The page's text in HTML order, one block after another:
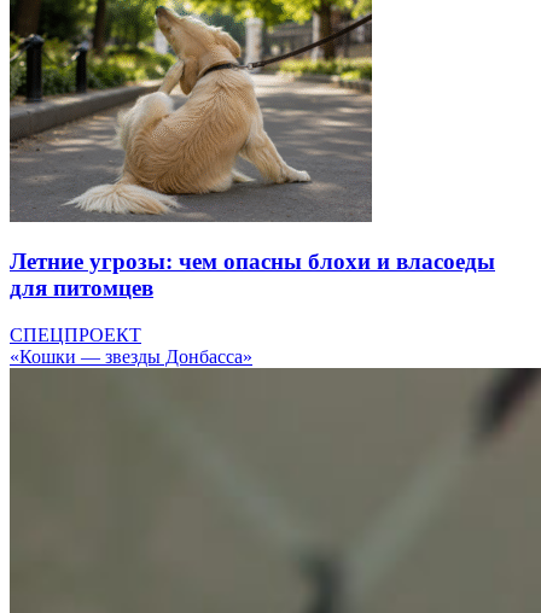
Летние угрозы: чем опасны блохи и власоеды
для питомцев
СПЕЦПРОЕКТ
«Кошки — звезды Донбасса»